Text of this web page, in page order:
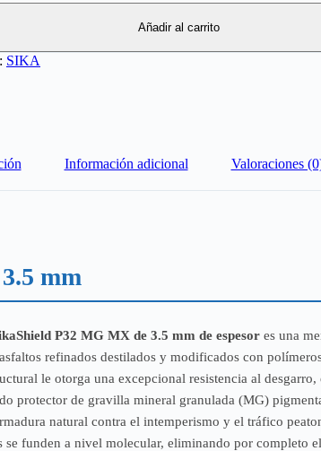
Añadir al carrito
SIKA
Información adicional Valoraciones
mm
P32 MG MX de 3.5 mm de espesor es una
refinados destilados y modificados con
le otorga una excepcional resistencia al
protector de gravilla mineral granulada (MG)
natural contra el intemperismo y el tráfico
funden a nivel molecular, eliminando por completo